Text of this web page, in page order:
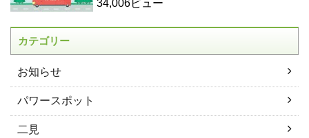
34,006ビュー
カテゴリー
お知らせ
パワースポット
二見